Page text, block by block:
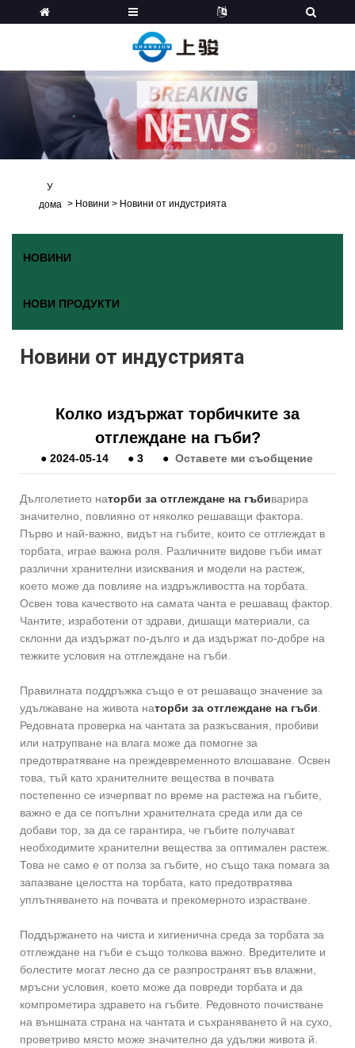
У
дома > Новини > Новини от индустрията
НОВИНИ
НОВИ ПРОДУКТИ
Новини от индустрията
Колко издържат торбичките за
отглеждане на гъби?
●2024-05-14 ●3 ● Оставете ми съобщение
Дълголетието наторби за отглеждане на гъбиварира
значително, повлияно от няколко решаващи фактора.
Първо и най-важно, видът на гъбите, които се отглеждат в
торбата, играе важна роля. Различните видове гъби имат
различни хранителни изисквания и модели на растеж,
което може да повлияе на издръжливостта на торбата.
Освен това качеството на самата чанта е решаващ фактор.
Чантите, изработени от здрави, дишащи материали, са
склонни да издържат по-дълго и да издържат по-добре на
тежките условия на отглеждане на гъби.
Правилната поддръжка също е от решаващо значение за
удължаване на живота наторби за отглеждане на гъби
Редовната проверка на чантата за разкъсвания, пробиви
или натрупване на влага може да помогне за
предотвратяване на преждевременното влошаване. Освен
това, тъй като хранителните вещества в почвата
постепенно се изчерпват по време на растежа на гъбите,
важно е да се попълни хранителната среда или да се
добави тор, за да се гарантира, че гъбите получават
необходимите хранителни вещества за оптимален растеж.
Това не само е от полза за гъбите, но също така помага за
запазване целостта на торбата, като предотвратява
уплътняването на почвата и прекомерното израстване.
Поддържането на чиста и хигиенична среда за торбата за
отглеждане на гъби е също толкова важно. Вредителите и
болестите могат лесно да се разпространят във влажни,
мръсни условия, което може да повреди торбата и да
компрометира здравето на гъбите. Редовното почистване
на външната страна на чантата и съхраняването й на сухо,
проветриво място може значително да удължи живота й.